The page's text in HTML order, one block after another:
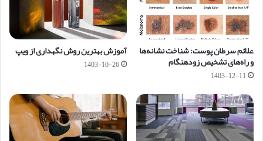
علائم سرطان پوست: شناخت نشانه‌ها
و راه‌های تشخیص زودهنگام
1403-12-11
آموزش بهترین روش نگهداری از ویپ
1403-10-26